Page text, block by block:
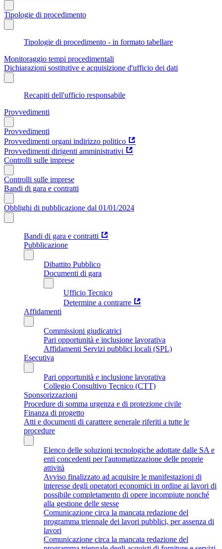
Tipologie di procedimento
Tipologie di procedimento - in formato tabellare
Monitoraggio tempi procedimentali
Dichiarazioni sostitutive e acquisizione d'ufficio dei dati
Recapiti dell'ufficio responsabile
Provvedimenti
Provvedimenti
Provvedimenti organi indirizzo politico
Provvedimenti dirigenti amministrativi
Controlli sulle imprese
Controlli sulle imprese
Bandi di gara e contratti
Obblighi di pubblicazione dal 01/01/2024
Bandi di gara e contratti
Pubblicazione
Dibattito Pubblico
Documenti di gara
Ufficio Tecnico
Determine a contrarre
Affidamenti
Commissioni giudicatrici
Pari opportunità e inclusione lavorativa
Affidamenti Servizi pubblici locali (SPL)
Esecutiva
Pari opportunità e inclusione lavorativa
Collegio Consultivo Tecnico (CTT)
Sponsorizzazioni
Procedure di somma urgenza e di protezione civile
Finanza di progetto
Atti e documenti di carattere generale riferiti a tutte le
procedure
Elenco delle soluzioni tecnologiche adottate dalle SA e
enti concedenti per l'automatizzazione delle proprie
attività
Avviso finalizzato ad acquisire le manifestazioni di
interesse degli operatori economici in ordine ai lavori di
possibile completamento di opere incompiute nonché
alla gestione delle stesse
Comunicazione circa la mancata redazione del
programma triennale dei lavori pubblici, per assenza di
lavori
Comunicazione circa la mancata redazione del